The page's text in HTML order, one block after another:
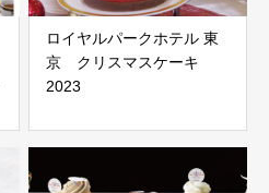
ロイヤルパークホテル 東
京 クリスマスケーキ
2023